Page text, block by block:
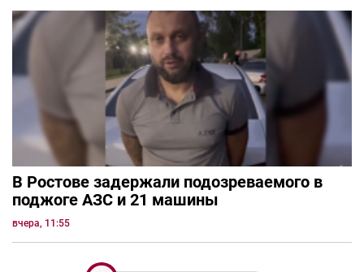
В Ростове задержали подозреваемого в
поджоге АЗС и 21 машины
вчера, 11:55